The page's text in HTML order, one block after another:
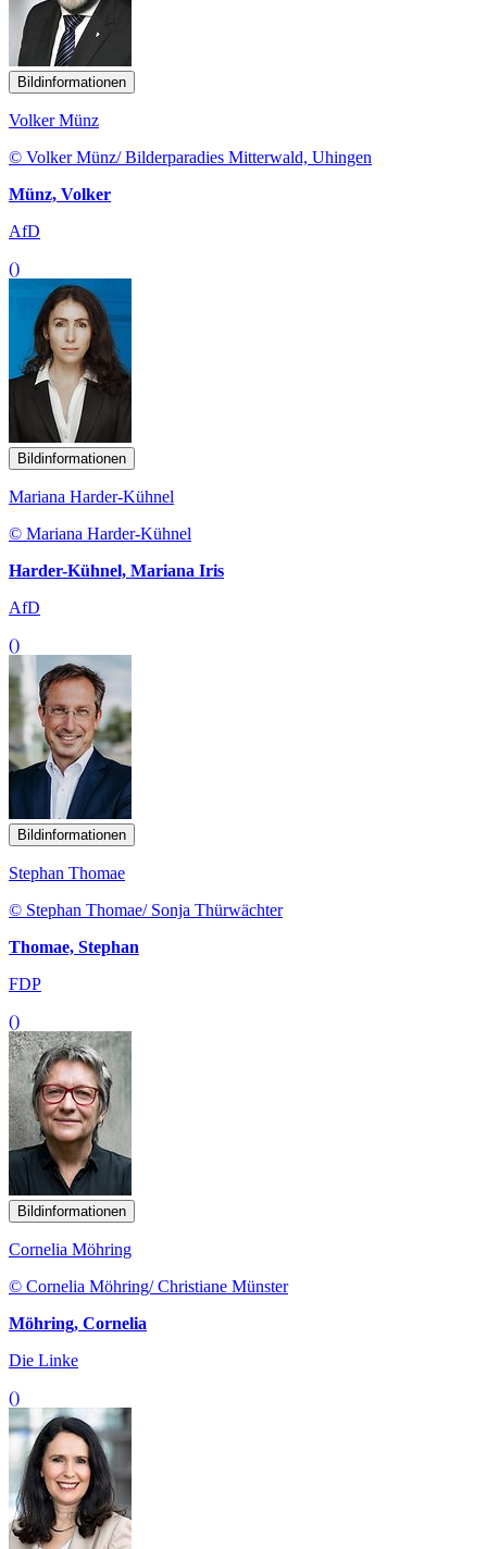
Bildinformationen
Volker Münz
© Volker Münz/ Bilderparadies Mitterwald, Uhingen
Münz, Volker
AfD
()
Bildinformationen
Mariana Harder-Kühnel
© Mariana Harder-Kühnel
Harder-Kühnel, Mariana Iris
AfD
()
Bildinformationen
Stephan Thomae
© Stephan Thomae/ Sonja Thürwächter
Thomae, Stephan
FDP
()
Bildinformationen
Cornelia Möhring
© Cornelia Möhring/ Christiane Münster
Möhring, Cornelia
Die Linke
()